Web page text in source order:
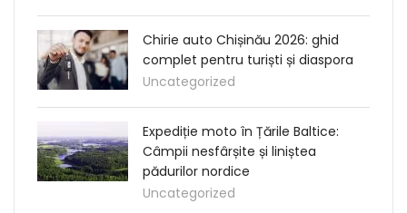
Chirie auto Chișinău 2026: ghid
complet pentru turiști și diaspora
Uncategorized
Expediție moto în Țările Baltice:
Câmpii nesfârșite și liniștea
pădurilor nordice
Uncategorized